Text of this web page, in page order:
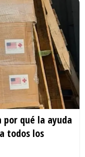
por qué la ayuda
todos los